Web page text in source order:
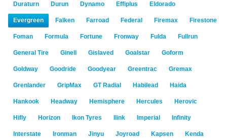
Duraturn Durun Dynamo Effiplus Eldorado
Evergreen Falken Farroad Federal Firemax Firestone
Foman Formula Fortune Fronway Fulda Fullrun
General Tire Ginell Gislaved Goalstar Goform
Goldway Goodride Goodyear Greentrac Gremax
Grenlander GripMax GT Radial Habilead Haida
Hankook Headway Hemisphere Hercules Herovic
Hifly Horizon Ikon Tyres Ilink Imperial Infinity
Interstate Ironman Jinyu Joyroad Kapsen Kenda